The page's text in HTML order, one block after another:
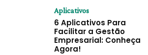
Aplicativos
6 Aplicativos Para
Facilitar a Gestão
Empresarial: Conheça
Agora!